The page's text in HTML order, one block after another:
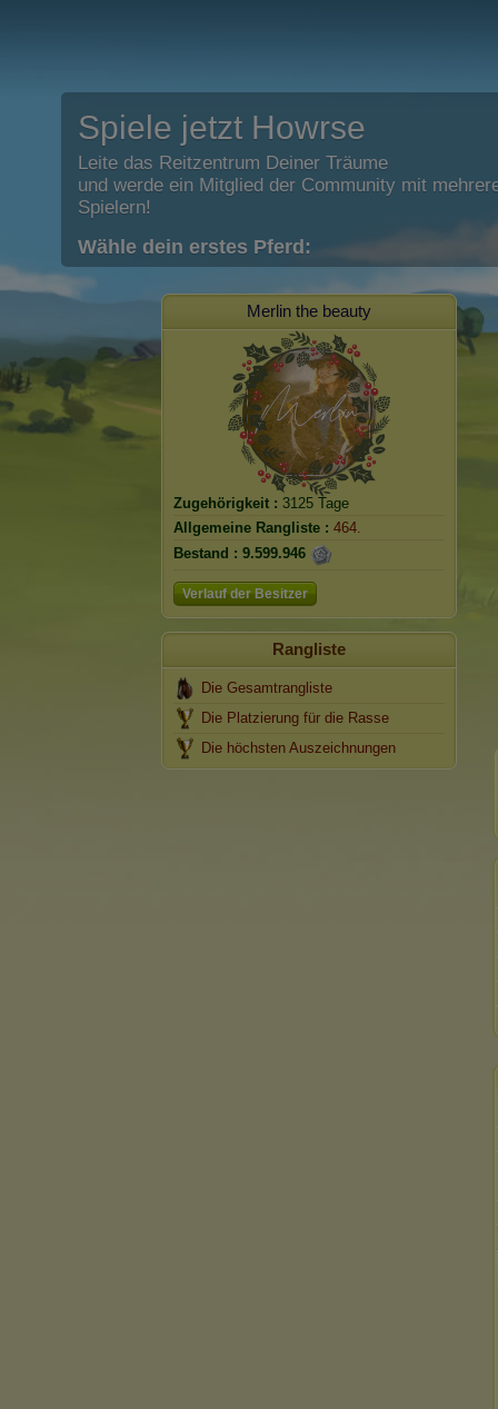
Spiele jetzt Howrse
Leite das Reitzentrum Deiner Träume
und werde ein Mitglied der Community mit
Spielern!
Wähle dein erstes Pferd:
Merlin the beauty
Zugehörigkeit : 3125 Tage
Allgemeine Rangliste : 464.
Bestand : 9.599.946
Verlauf der Besitzer
Rangliste
Die Gesamtrangliste
Die Platzierung für die Rasse
Die höchsten Auszeichnungen